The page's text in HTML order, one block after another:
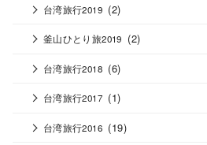
台湾旅行2019 (2)
釜山ひとり旅2019 (2)
台湾旅行2018 (6)
台湾旅行2017 (1)
台湾旅行2016 (19)